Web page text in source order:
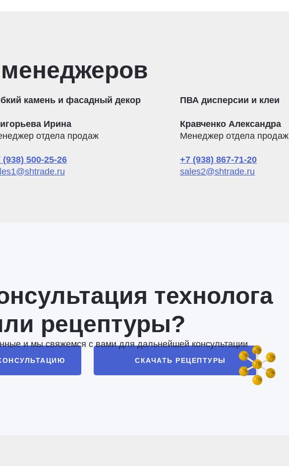
камень и фасадный декор
Ирина
отдела продаж
(938) 500-25-26
ПВА дисперсии и клеи
Кравченко Александра
Менеджер отдела продаж
+7 (938) 867-71-20
sales2@shtrade.ru
СКАЧАТЬ РЕЦЕПТУРЫ
технолога
рецептуры?
и мы свяжемся с вами для дальнейшей консультации